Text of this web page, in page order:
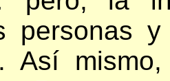
personas
Así